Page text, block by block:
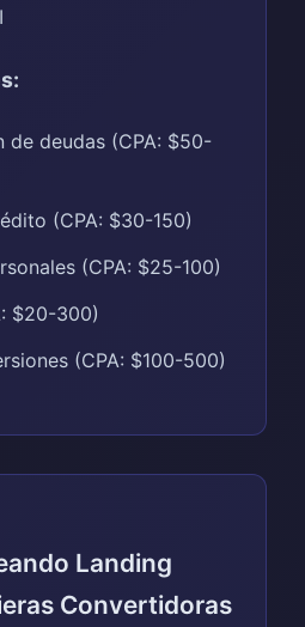
de deudas (CPA: $50-
(CPA: $30-150)
(CPA: $25-100)
$20-300)
(CPA: $100-500)
Landing
Convertidoras